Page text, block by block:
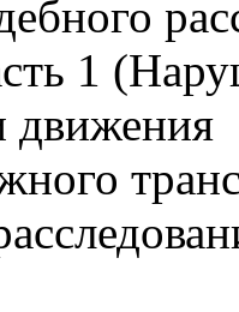
1
движения